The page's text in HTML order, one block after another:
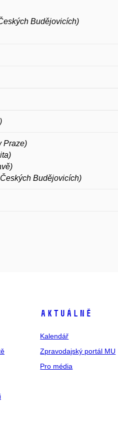
Budějovicích)
Praze)
Budějovicích)
Aktuálně
Kalendář
Zpravodajský portál MU
Pro média